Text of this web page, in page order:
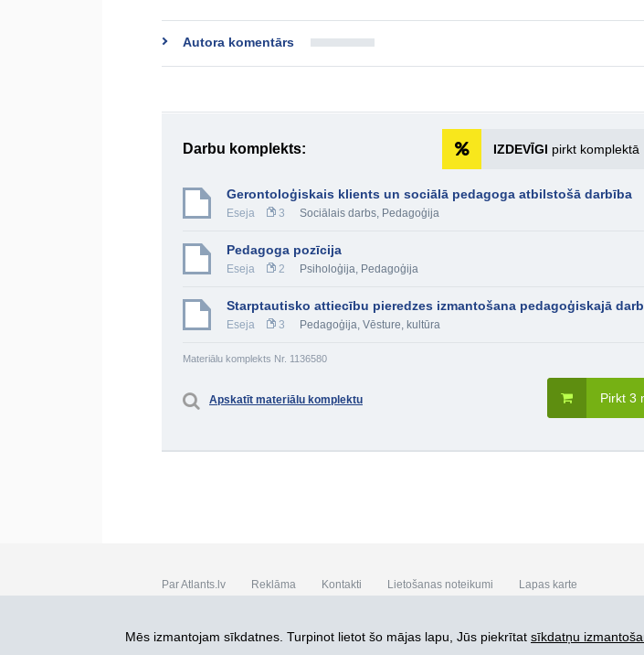
Autora komentārs
Darbu komplekts: IZDEVĪGI pirkt komplektā
Gerontoloģiskais klients un sociālā pedagoga atbilstošā darbība
Eseja 3 Sociālais darbs, Pedagoģija
Pedagoga pozīcija
Eseja 2 Psiholoģija, Pedagoģija
Starptautisko attiecību pieredzes izmantošana pedagoģiskajā
Eseja 3 Pedagoģija, Vēsture, kultūra
Materiālu komplekts Nr. 1136580
Pirkt 3
Apskatīt materiālu komplektu
Par Atlants.lv Reklāma Kontakti Lietošanas noteikumi Lapas karte
SIA „CDI” © 2002 - 2026
Mēs izmantojam sīkdatnes. Turpinot lietot šo mājas lapu, Jūs piekrītat sīkdatņu